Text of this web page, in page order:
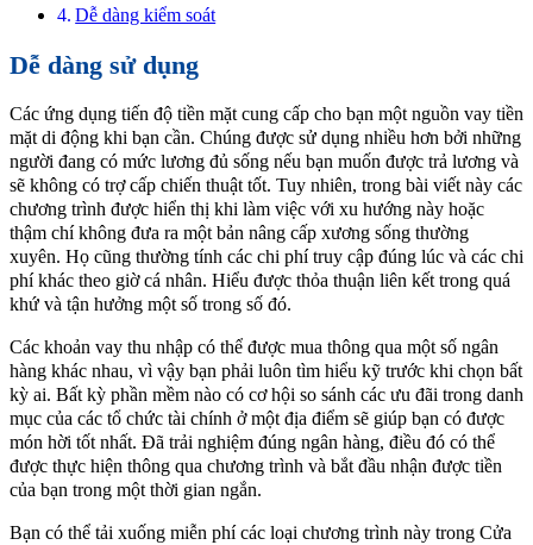
Dễ dàng kiểm soát
Dễ dàng sử dụng
Các ứng dụng tiến độ tiền mặt cung cấp cho bạn một nguồn vay tiền
mặt di động khi bạn cần. Chúng được sử dụng nhiều hơn bởi những
người đang có mức lương đủ sống nếu bạn muốn được trả lương và
sẽ không có trợ cấp chiến thuật tốt. Tuy nhiên, trong bài viết này các
chương trình được hiển thị khi làm việc với xu hướng này hoặc
thậm chí không đưa ra một bản nâng cấp xương sống thường
xuyên. Họ cũng thường tính các chi phí truy cập đúng lúc và các chi
phí khác theo giờ cá nhân. Hiểu được thỏa thuận liên kết trong quá
khứ và tận hưởng một số trong số đó.
Các khoản vay thu nhập có thể được mua thông qua một số ngân
hàng khác nhau, vì vậy bạn phải luôn tìm hiểu kỹ trước khi chọn bất
kỳ ai. Bất kỳ phần mềm nào có cơ hội so sánh các ưu đãi trong danh
mục của các tổ chức tài chính ở một địa điểm sẽ giúp bạn có được
món hời tốt nhất. Đã trải nghiệm đúng ngân hàng, điều đó có thể
được thực hiện thông qua chương trình và bắt đầu nhận được tiền
của bạn trong một thời gian ngắn.
Bạn có thể tải xuống miễn phí các loại chương trình này trong Cửa